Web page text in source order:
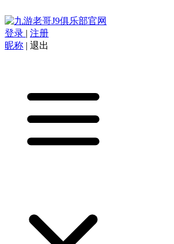
登录 | 注册
昵称 | 退出